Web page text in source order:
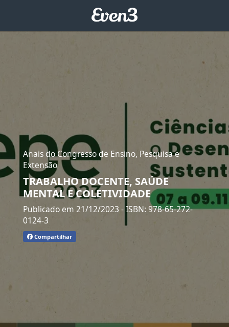
Anais do Congresso de Ensino, Pesquisa e
Extensão
TRABALHO DOCENTE, SAÚDE
MENTAL E COLETIVIDADE
Publicado em 21/12/2023 - ISBN: 978-65-272-
0124-3
Compartilhar